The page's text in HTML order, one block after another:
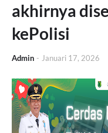
akhirnya
kePolisi
Admin - Januari 17, 2026